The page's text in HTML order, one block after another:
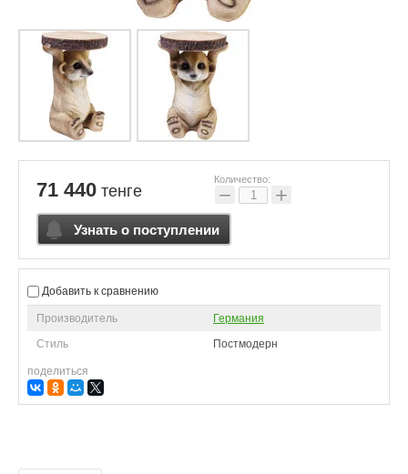
71 440 тенге
Количество:
− +
Узнать о поступлении
Добавить к сравнению
Производитель
Германия
Стиль
Постмодерн
поделиться